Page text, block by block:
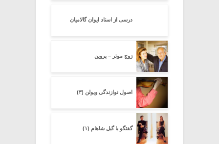
درسی از استاد ایوان گالامیان
زوج موتر – پروین
اصول نوازندگی ویولن (۳)
گفتگو با گیل شاهام (۱)